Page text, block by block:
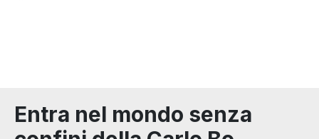
Entra nel mondo senza